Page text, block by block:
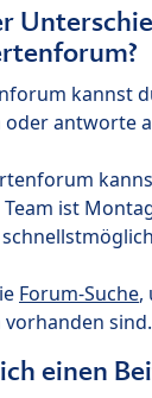
kannst
oder antworte
ist
Forum-Suche,
sind.
einen